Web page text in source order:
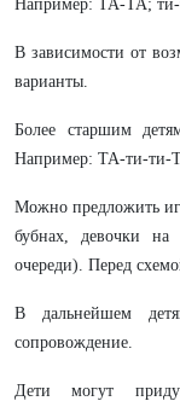
Например: ТА-ТА;
В зависимости от
варианты.
Более старшим
Например: ТА-ти-
Можно предложить
бубнах, девочки
очереди). Перед
В дальнейшем
сопровождение.
Дети могут